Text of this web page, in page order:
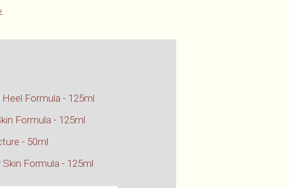
Formula - 125ml
Formula - 125ml
- 50ml
Formula - 125ml